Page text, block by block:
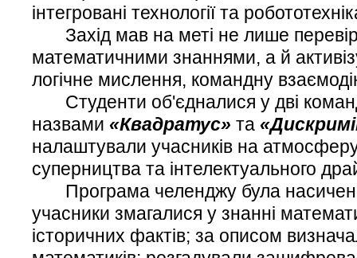
інтегровані технології та
Захід мав на меті не лише
математичними знаннями, а й
логічне мислення, командну
Студенти об'єдналися у дві
назвами «Квадратус» та «
налаштували учасників на
суперництва та інтелектуального
Програма челенджу була
учасники змагалися у знанні
історичних фактів; за описом